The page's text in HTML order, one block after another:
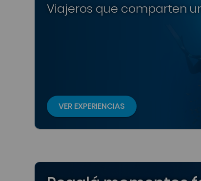
Viajeros que comparten
VER EXPERIENCIAS